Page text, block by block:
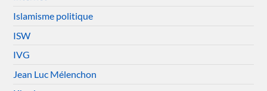
Islamisme politique
ISW
IVG
Jean Luc Mélenchon